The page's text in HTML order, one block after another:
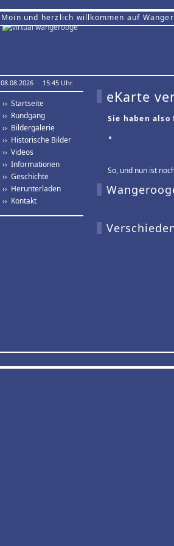
Moin und herzlich willkommen auf
08.08.2026 · 15:45 Uhr.
›› Startseite
›› Rundgang
›› Bildergalerie
›› Historische Bilder
›› Videos
›› Informationen
›› Geschichte
›› Herunterladen
›› Kontakt
eKarte
Sie haben
So, und nun ist